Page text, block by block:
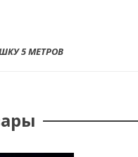
5 МЕТРОВ